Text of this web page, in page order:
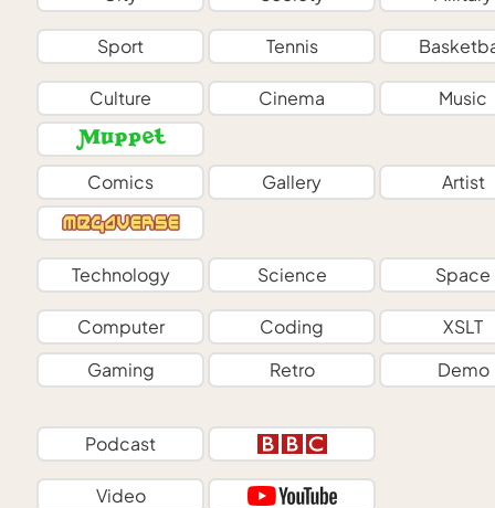
Sport Tennis
Culture Cinema Music
Comics Gallery Artist
Technology Science Space
Computer Coding
XSLT
Gaming
Retro Demo
Podcast
Video